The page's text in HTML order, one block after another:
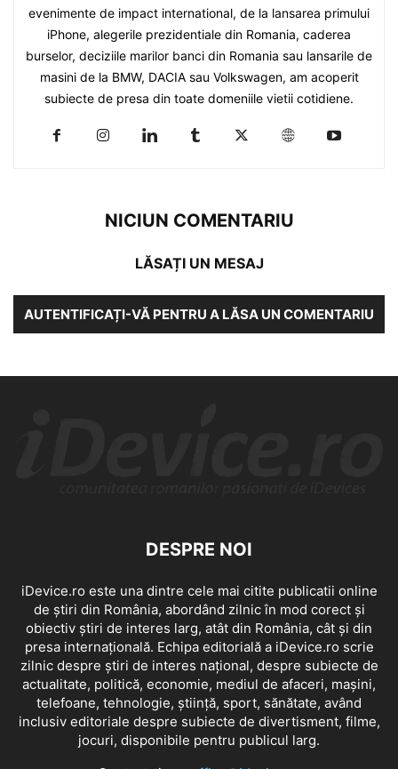
evenimente de impact international, de la lansarea primului
iPhone, alegerile prezidentiale din Romania, caderea
burselor, deciziile marilor banci din Romania sau lansarile de
masini de la BMW, DACIA sau Volkswagen, am acoperit
subiecte de presa din toate domeniile vietii cotidiene.
NICIUN COMENTARIU
LĂSAȚI UN MESAJ
AUTENTIFICAȚI-VĂ PENTRU A LĂSA UN COMENTARIU
DESPRE NOI
iDevice.ro este una dintre cele mai citite publicatii online
de știri din România, abordând zilnic în mod corect și
obiectiv știri de interes larg, atât din România, cât și din
presa internațională. Echipa editorială a iDevice.ro scrie
zilnic despre știri de interes național, despre subiecte de
actualitate, politică, economie, mediul de afaceri, mașini,
telefoane, tehnologie, știință, sport, sănătate, având
inclusiv editoriale despre subiecte de divertisment, filme,
jocuri, disponibile pentru publicul larg.